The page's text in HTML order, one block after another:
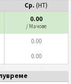
Ср. (HT)
0.00
/ Мачове
0.00
0.00